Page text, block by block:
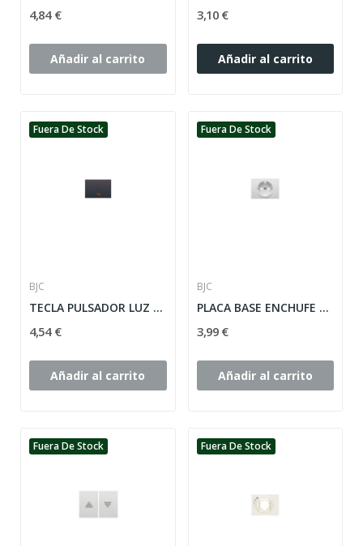
4,84 €
Añadir al carrito
3,10 €
Añadir al carrito
Fuera De Stock
BJC
TECLA PULSADOR LUZ CON VISOR SERIE CORAL ref:...
4,54 €
Añadir al carrito
Fuera De Stock
BJC
PLACA BASE ENCHUFE SEGURIDAD SERIE CORAL ref:...
3,99 €
Añadir al carrito
Fuera De Stock Fuera De Stock